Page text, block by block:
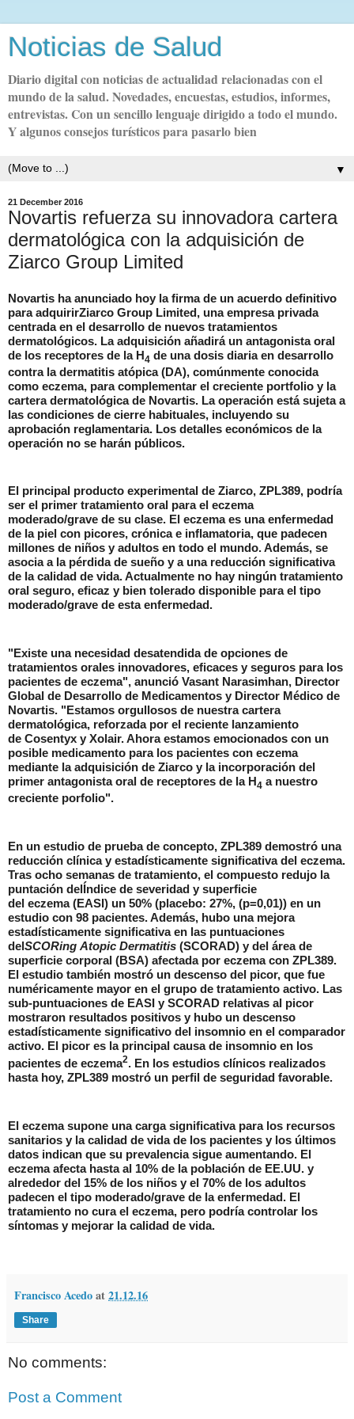
Noticias de Salud
Diario digital con noticias de actualidad relacionadas con el
mundo de la salud. Novedades, encuestas, estudios, informes,
entrevistas. Con un sencillo lenguaje dirigido a todo el mundo.
Y algunos consejos turísticos para pasarlo bien
▼
21 December 2016
Novartis refuerza su innovadora cartera
dermatológica con la adquisición de
Ziarco Group Limited
Novartis ha anunciado hoy la firma de un acuerdo definitivo
para adquirirZiarco Group Limited , una empresa privada
centrada en el desarrollo de nuevos tratamientos
dermatológicos. La adquisición añadirá un antagonista oral
de los receptores de la H 4 de una dosis diaria en desarrollo
contra la dermatitis atópica (DA), comúnmente conocida
como eczema, para complementar el creciente portfolio y la
cartera dermatológica de Novartis. La operación está sujeta a
las condiciones de cierre habituales, incluyendo su
aprobación reglamentaria. Los detalles económicos de la
operación no se harán públicos.
El principal producto experimental de Ziarco, ZPL389, podría
ser el primer tratamiento oral para el eczema
moderado/grave de su clase. El eczema es una enfermedad
de la piel con picores, crónica e inflamatoria, que padecen
millones de niños y adultos en todo el mundo. Además, se
asocia a la pérdida de sueño y a una reducción significativa
de la calidad de vida. Actualmente no hay ningún tratamiento
oral seguro, eficaz y bien tolerado disponible para el tipo
moderado/grave de esta enfermedad.
"Existe una necesidad desatendida de opciones de
tratamientos orales innovadores, eficaces y seguros para los
pacientes de eczema", anunció Vasant Narasimhan, Director
Global de Desarrollo de Medicamentos y Director Médico de
Novartis. "Estamos orgullosos de nuestra cartera
dermatológica, reforzada por el reciente lanzamiento
de Cosentyx y Xolair. Ahora estamos emocionados con un
posible medicamento para los pacientes con eczema
mediante la adquisición de Ziarco y la incorporación del
primer antagonista oral de receptores de la H 4 a nuestro
creciente porfolio".
En un estudio de prueba de concepto, ZPL389 demostró una
reducción clínica y estadísticamente significativa del eczema.
Tras ocho semanas de tratamiento, el compuesto redujo la
puntación delÍndice de severidad y superficie
del eczema (EASI) un 50% (placebo: 27%, (p=0,01)) en un
estudio con 98 pacientes. Además, hubo una mejora
estadísticamente significativa en las puntuaciones
delSCORing Atopic Dermatitis (SCORAD) y del área de
superficie corporal (BSA) afectada por eczema con ZPL389.
El estudio también mostró un descenso del picor, que fue
numéricamente mayor en el grupo de tratamiento activo. Las
sub-puntuaciones de EASI y SCORAD relativas al picor
mostraron resultados positivos y hubo un descenso
estadísticamente significativo del insomnio en el comparador
activo. El picor es la principal causa de insomnio en los
pacientes de eczema2. En los estudios clínicos realizados
hasta hoy, ZPL389 mostró un perfil de seguridad favorable.
El eczema supone una carga significativa para los recursos
sanitarios y la calidad de vida de los pacientes y los últimos
datos indican que su prevalencia sigue aumentando. El
eczema afecta hasta al 10% de la población de EE.UU. y
alrededor del 15% de los niños y el 70% de los adultos
padecen el tipo moderado/grave de la enfermedad. El
tratamiento no cura el eczema, pero podría controlar los
síntomas y mejorar la calidad de vida.
Francisco Acedoat21.12.16
Share
No comments:
Post a Comment